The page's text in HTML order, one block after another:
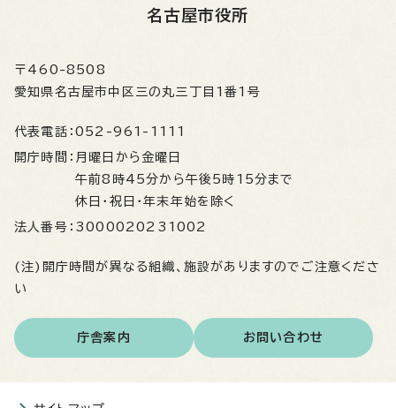
名古屋市役所
〒460-8508
愛知県名古屋市中区三の丸三丁目1番1号
代表電話： 052-961-1111
開庁時間： 月曜日から金曜日
午前8時45分から午後5時15分まで
休日・祝日・年末年始を除く
法人番号： 3000020231002
(注)開庁時間が異なる組織、施設がありますのでご注意くださ
い
庁舎案内 お問い合わせ